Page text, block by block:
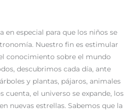
en especial para que los niños se
Nuestro fin es estimular
conocimiento sobre el mundo
descubrimos cada día, ante
y plantas, pájaros, animales
cuenta, el universo se expande, los
nuevas estrellas. Sabemos que la